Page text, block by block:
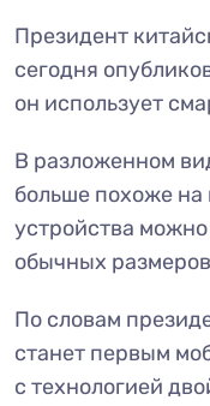
Президент
сегодня
он использует
В разложенном
больше похоже
устройства
обычных
По словам
станет первым
с технологией